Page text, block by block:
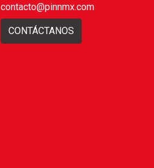
contacto@pinnmx.com
CONTÁCTANOS